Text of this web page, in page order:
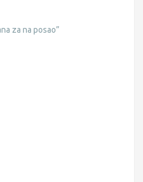
za na posao”